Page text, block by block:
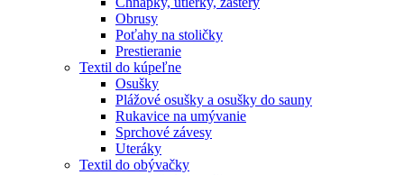
Obrusy
Poťahy na stoličky
Prestieranie
Textil do kúpeľne
Osušky
Plážové osušky a osušky do sauny
Rukavice na umývanie
Sprchové závesy
Uteráky
Textil do obývačky